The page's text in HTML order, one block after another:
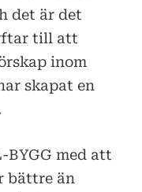
det är det
till att
inom
skapat en
BYGG med att
bättre än